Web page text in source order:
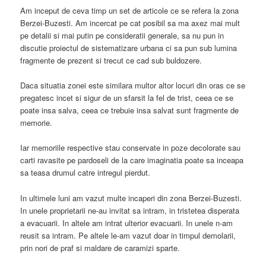
Am inceput de ceva timp un set de articole ce se refera la zona
Berzei-Buzesti. Am incercat pe cat posibil sa ma axez mai mult
pe detalii si mai putin pe consideratii generale, sa nu pun in
discutie proiectul de sistematizare urbana ci sa pun sub lumina
fragmente de prezent si trecut ce cad sub buldozere.
Daca situatia zonei este similara multor altor locuri din oras ce se
pregatesc incet si sigur de un sfarsit la fel de trist, ceea ce se
poate insa salva, ceea ce trebuie insa salvat sunt fragmente de
memorie.
Iar memoriile respective stau conservate in poze decolorate sau
carti ravasite pe pardoseli de la care imaginatia poate sa inceapa
sa teasa drumul catre intregul pierdut.
In ultimele luni am vazut multe incaperi din zona Berzei-Buzesti.
In unele proprietarii ne-au invitat sa intram, in tristetea disperata
a evacuarii. In altele am intrat ulterior evacuarii. In unele n-am
reusit sa intram. Pe altele le-am vazut doar in timpul demolarii,
prin nori de praf si maldare de caramizi sparte.